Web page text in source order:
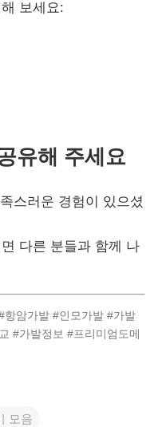
보세요:
유해 주세요
스러운 경험이 있으셨
다른 분들과 함께 나
암가발 #인모가발 #가발
#가발정보 #프리미엄도메
모음